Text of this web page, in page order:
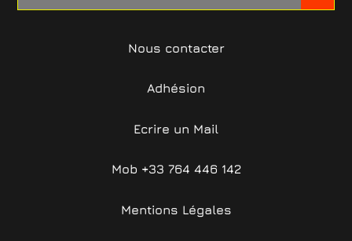
Nous contacter
Adhésion
Ecrire un Mail
Mob +33 764 446 142
Mentions Légales